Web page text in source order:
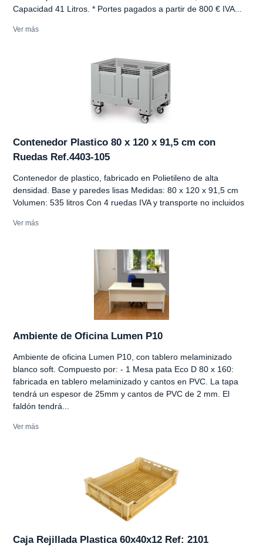
Capacidad 41 Litros. * Portes pagados a partir de 800 € IVA...
Ver más
Contenedor Plastico 80 x 120 x 91,5 cm con
Ruedas Ref.4403-105
Contenedor de plastico, fabricado en Polietileno de alta
densidad. Base y paredes lisas Medidas: 80 x 120 x 91,5 cm
Volumen: 535 litros Con 4 ruedas IVA y transporte no incluidos
Ver más
Ambiente de Oficina Lumen P10
Ambiente de oficina Lumen P10, con tablero melaminizado
blanco soft. Compuesto por: - 1 Mesa pata Eco D 80 x 160:
fabricada en tablero melaminizado y cantos en PVC. La tapa
tendrá un espesor de 25mm y cantos de PVC de 2 mm. El
faldón tendrá...
Ver más
Caja Rejillada Plastica 60x40x12 Ref: 2101